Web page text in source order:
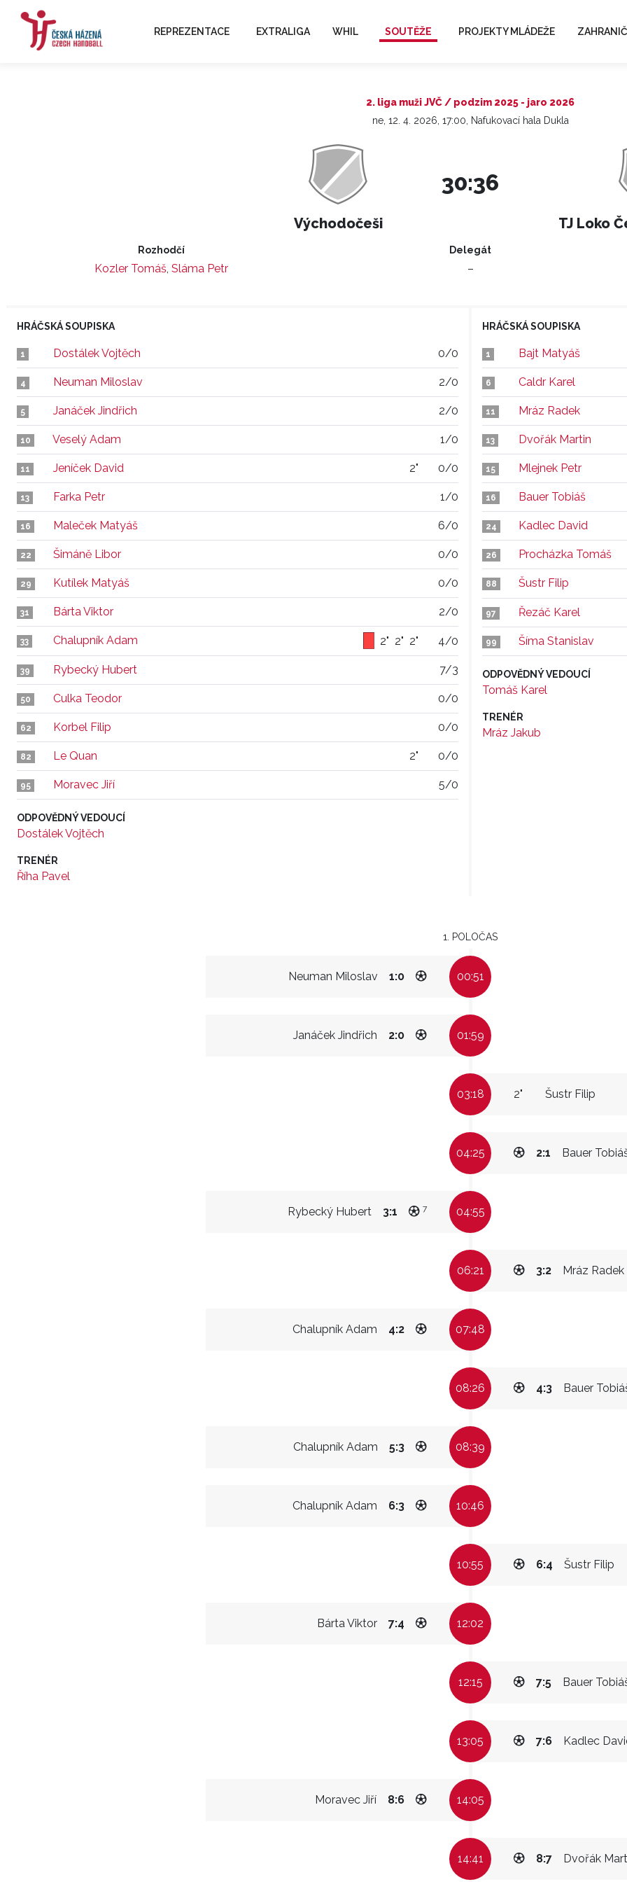
REPREZENTACE EXTRALIGA WHIL SOUTĚŽE PROJEKTY MLÁDEŽE
2. liga muži JVČ / podzim 2025 - jaro 2026
ne, 12. 4. 2026, 17:00, Nafukovací hala Dukla
Východočeši
30:36
TJ Loko
Rozhodčí
Kozler Tomáš, Sláma Petr
Delegát
–
HRÁČSKÁ SOUPISKA
1 Dostálek Vojtěch 0/0
4 Neuman Miloslav 2/0
5 Janáček Jindřich 2/0
10 Veselý Adam 1/0
11 Jeníček David 2" 0/0
13 Farka Petr 1/0
16 Maleček Matyáš 6/0
22 Šimáně Libor 0/0
29 Kutílek Matyáš 0/0
31 Bárta Viktor 2/0
33 Chalupník Adam 2" 2" 2" 4/0
39 Rybecký Hubert 7/3
50 Culka Teodor 0/0
62 Korbel Filip 0/0
82 Le Quan 2" 0/0
95 Moravec Jiří 5/0
ODPOVĚDNÝ VEDOUCÍ
Dostálek Vojtěch
TRENÉR
Říha Pavel
HRÁČSKÁ SOUPISKA
1 Bajt Matyáš
6 Caldr Karel
11 Mráz Radek
13 Dvořák Martin
15 Mlejnek Petr
16 Bauer Tobiáš
24 Kadlec David
26 Procházka Tomáš
88 Šustr Filip
97 Řezáč Karel
99 Šíma Stanislav
ODPOVĚDNÝ VEDOUCÍ
Tomáš Karel
TRENÉR
Mráz Jakub
1. POLOČAS
Neuman Miloslav 1:0 00:51
Janáček Jindřich 2:0 01:59
03:18 Šustr Filip
2"
04:25 Bauer
2:1
Rybecký Hubert 3:1 7 04:55
06:21 Mráz Radek
3:2
Chalupník Adam 4:2 07:48
08:26 Bauer
4:3
Chalupník Adam 5:3 08:39
Chalupník Adam 6:3 10:46
10:55 Šustr Filip
6:4
Bárta Viktor 7:4 12:02
12:15 Bauer
7:5
13:05 Kadlec
7:6
Moravec Jiří 8:6 14:05
14:41 Dvořák
8:7